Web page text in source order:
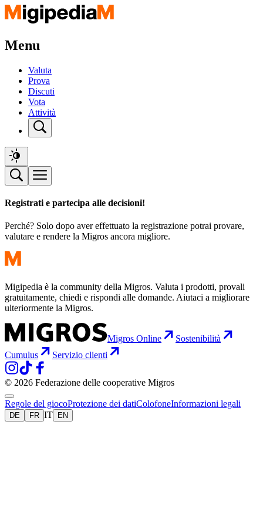
Menu
Valuta
Prova
Discuti
Vota
Attività
Registrati e partecipa alle decisioni!
Perché? Solo dopo aver effettuato la registrazione potrai provare,
valutare e rendere la Migros ancora migliore.
Migipedia è la community della Migros. Valuta i prodotti, provali
gratuitamente, chiedi e rispondi alle domande. Aiutaci a migliorare
ulteriormente la Migros.
Migros Online
Sostenibilità
Cumulus
Servizio clienti
© 2026 Federazione delle cooperative Migros
Regole del giocoProtezione dei datiColofoneInformazioni legali
DE FR IT EN